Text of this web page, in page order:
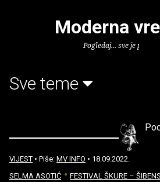
Moderna
Pogledaj... sve je puno
Sve teme
VIJEST • Piše: MV INFO • 18.09.2022.
SELMA ASOTIĆ
FESTIVAL ŠKURE –